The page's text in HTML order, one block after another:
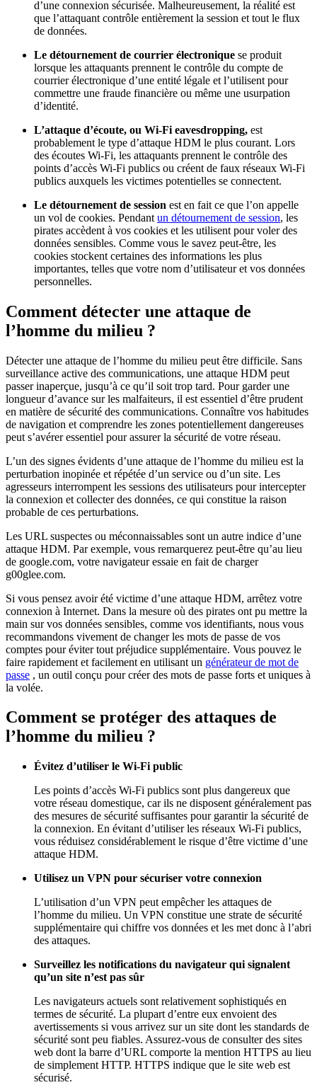
d’une connexion sécurisée. Malheureusement, la réalité est
que l’attaquant contrôle entièrement la session et tout le flux
de données.
Le détournement de courrier électronique se produit
lorsque les attaquants prennent le contrôle du compte de
courrier électronique d’une entité légale et l’utilisent pour
commettre une fraude financière ou même une usurpation
d’identité.
L’attaque d’écoute, ou Wi-Fi eavesdropping, est
probablement le type d’attaque HDM le plus courant. Lors
des écoutes Wi-Fi, les attaquants prennent le contrôle des
points d’accès Wi-Fi publics ou créent de faux réseaux Wi-Fi
publics auxquels les victimes potentielles se connectent.
Le détournement de session est en fait ce que l’on appelle
un vol de cookies. Pendant un détournement de session, les
pirates accèdent à vos cookies et les utilisent pour voler des
données sensibles. Comme vous le savez peut-être, les
cookies stockent certaines des informations les plus
importantes, telles que votre nom d’utilisateur et vos données
personnelles.
Comment détecter une attaque de
l’homme du milieu ?
Détecter une attaque de l’homme du milieu peut être difficile. Sans
surveillance active des communications, une attaque HDM peut
passer inaperçue, jusqu’à ce qu’il soit trop tard. Pour garder une
longueur d’avance sur les malfaiteurs, il est essentiel d’être prudent
en matière de sécurité des communications. Connaître vos habitudes
de navigation et comprendre les zones potentiellement dangereuses
peut s’avérer essentiel pour assurer la sécurité de votre réseau.
L’un des signes évidents d’une attaque de l’homme du milieu est la
perturbation inopinée et répétée d’un service ou d’un site. Les
agresseurs interrompent les sessions des utilisateurs pour intercepter
la connexion et collecter des données, ce qui constitue la raison
probable de ces perturbations.
Les URL suspectes ou méconnaissables sont un autre indice d’une
attaque HDM. Par exemple, vous remarquerez peut-être qu’au lieu
de google.com, votre navigateur essaie en fait de charger
g00glee.com.
Si vous pensez avoir été victime d’une attaque HDM, arrêtez votre
connexion à Internet. Dans la mesure où des pirates ont pu mettre la
main sur vos données sensibles, comme vos identifiants, nous vous
recommandons vivement de changer les mots de passe de vos
comptes pour éviter tout préjudice supplémentaire. Vous pouvez le
faire rapidement et facilement en utilisant un générateur de mot de
passe , un outil conçu pour créer des mots de passe forts et uniques à
la volée.
Comment se protéger des attaques de
l’homme du milieu ?
Évitez d’utiliser le Wi-Fi public
Les points d’accès Wi-Fi publics sont plus dangereux que
votre réseau domestique, car ils ne disposent généralement pas
des mesures de sécurité suffisantes pour garantir la sécurité de
la connexion. En évitant d’utiliser les réseaux Wi-Fi publics,
vous réduisez considérablement le risque d’être victime d’une
attaque HDM.
Utilisez un VPN pour sécuriser votre connexion
L’utilisation d’un VPN peut empêcher les attaques de
l’homme du milieu. Un VPN constitue une strate de sécurité
supplémentaire qui chiffre vos données et les met donc à l’abri
des attaques.
Surveillez les notifications du navigateur qui signalent
qu’un site n’est pas sûr
Les navigateurs actuels sont relativement sophistiqués en
termes de sécurité. La plupart d’entre eux envoient des
avertissements si vous arrivez sur un site dont les standards de
sécurité sont peu fiables. Assurez-vous de consulter des sites
web dont la barre d’URL comporte la mention HTTPS au lieu
de simplement HTTP. HTTPS indique que le site web est
sécurisé.